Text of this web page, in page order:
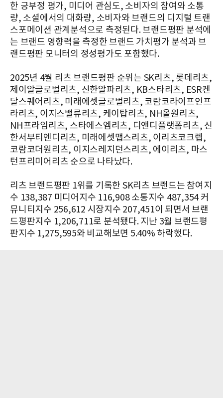
한 긍부정 평가, 미디어 관심도, 소비자의 참여와 소통
량, 소셜에서의 대화량, 소비자와 브랜드의 디지털 트랜
스포메이션 관계분석으로 측정된다. 브랜드평판 분석에
는 브랜드 영향력을 측정한 브랜드 가치평가 분석과 브
랜드평판 모니터의 정성평가도 포함했다.​
​2025년 4월 리츠 브랜드평판 순위는 SK리츠, 롯데리츠,
제이알글로벌리츠, 신한알파리츠, KB스타리츠, ESR켄
달스퀘어리츠, 미래에셋글로벌리츠, 코람코라이프인프
라리츠, 이지스밸류리츠, 케이탑리츠, NH올원리츠,
NH프라임리츠, 스타에스엠리츠, 디앤디플랫폼리츠, 신
한서부티엔디리츠, 미래에셋맵스리츠, 이리츠코크렙,
코람코더원리츠, 이지스레지던스리츠, 에이리츠, 마스
턴프리미어리츠 순으로 나타났다.​
리츠 브랜드평판 1위를 기록한 SK리츠 브랜드는 참여지
수 138,387 미디어지수 116,908 소통지수 487,354 커
뮤니티지수 256,612 시장지수 207,451이 되면서 브랜
드평판지수 1,206,711로 분석됐다. 지난 3월 브랜드평
판지수 1,275,595와 비교해보면 5.40% 하락했다.​